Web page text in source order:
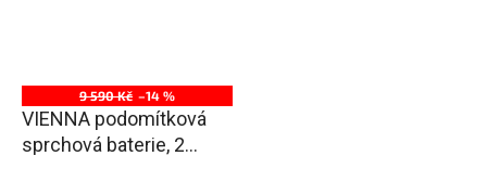
9 590 Kč –14 %
VIENNA podomítková
sprchová baterie, 2